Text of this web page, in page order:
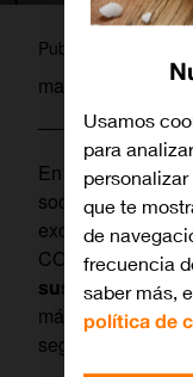
Publicado por
marzo 18, 2020
En el
sociedad,
excepcionales
COVID-19,
sus clientes
más les importa,
seguridad y la de
Usamos
para
que te
de
frecuencia
saber más,
política de